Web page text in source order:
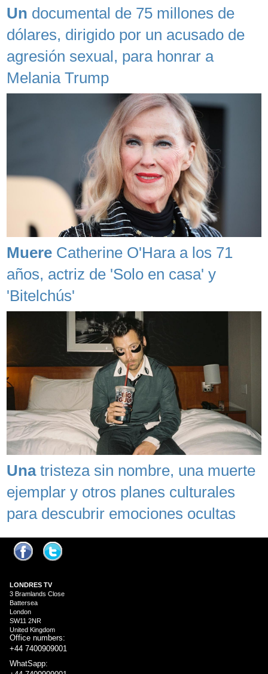
Un documental de 75 millones de
dólares, dirigido por un acusado de
agresión sexual, para honrar a
Melania Trump
Muere Catherine O'Hara a los 71
años, actriz de 'Solo en casa' y
'Bitelchús'
Unatristeza sin nombre, una muerte
ejemplar y otros planes culturales
para descubrir emociones ocultas
LONDRES TV
3 Bramlands Close
Battersea
London
SW11 2NR
United Kingdom
Office numbers:
+44 7400909001
WhatSapp: